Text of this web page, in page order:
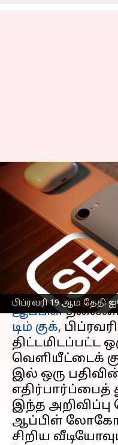
பிப்ரவரி 19 ஆம் தேதி
ஆப்பிள்
பிப்ரவரி
ஐபோன் SE
எழுதியவர் Venkatalakshmi V
செய்தி முன்னோட்டம்
ஆப்பிள்தலைமை
டிம் குக்,
திட்டமிடப்பட்ட
வெளியீட்டைக்
இல் ஒரு
எதிர்பார்ப்பைத்
இந்த
ஆப்பிள்
சிறிய